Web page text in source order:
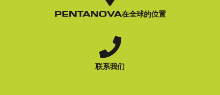
PENTANOVA在全球的位置
联系我们